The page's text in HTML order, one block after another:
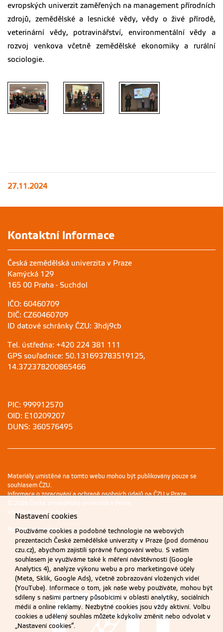
evropských univerzit zaměřených na management přírodních
zdrojů, zemědělské a lesnické vědy, vědy o živé přírodě,
veterinární vědy, potravinářství, environmentální vědy a
rozvoj venkova včetně zemědělské ekonomiky a rurální
sociologie.
27.11.2024
Kontaktní informace
Česká zemědělská univerzita v Praze
Kamýcká 129
165 00 Praha - Suchdol
IČO: 60460709
DIČ: CZ60460709
ID datové schránky ČZU: 3hdj9cb
Tel. ústředna: +420 224 381 111
GPS souřadnice: 50.131693783519125,
14.372378200865466
PIC: 999912570
OID: E10209207
DUNS: 360576495
Materiály umístěné na tomto webu mohou být publikovány pouze se
souhlasem ČZU.
Informace o zpracování a ochraně osobních údajů na ČZU v Praze.
© 2026 Česká zemědělská univerzita v Praze
Všechna práva vyhrazena
Nastavení cookies
Nastavení cookies
Používáme cookies a podobné technologie na webových
prezentacích České zemědělské univerzity v Praze (pod doménou
czu.cz), abychom zajistili správné fungování webu. S vaším
souhlasem je využíváme také k měření návštěvnosti (Google
Analytics 4), analýze výkonu webu a pro marketingové účely
(Meta, Sklik, Google Ads), včetně zobrazování vložených videí
(YouTube). Informace o tom, jak naše weby používáte, mohou být
sdíleny s našimi partnery působícími v oblasti analytiky, sociálních
médií a online reklamy. Nezbytné cookies jsou vždy aktivní. Volbu
cookies a udělený souhlas můžete kdykoliv změnit nebo odvolat v
„Nastavení cookies“.